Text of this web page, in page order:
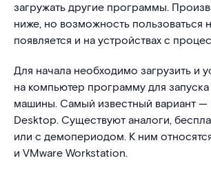
загружать другие программы.
ниже, но возможность пользоваться
появляется и на устройствах с
Для начала необходимо загрузить и
на компьютер программу для
машины. Самый известный вариант —
Desktop. Существуют аналоги,
или с демопериодом. К ним
и VMware Workstation.